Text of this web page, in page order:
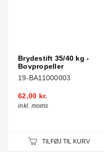
Brydestift 35/40 kg -
Bovpropeller
19-BA11000003
62,00 kr.
inkl. moms
TILFØJ TIL KURV